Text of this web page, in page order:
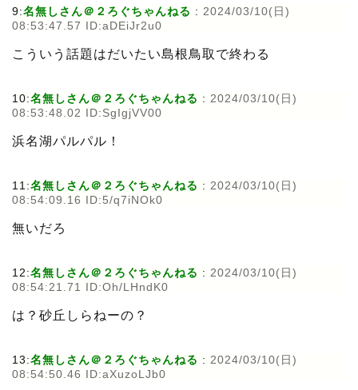
9:名無しさん＠２ろぐちゃんねる : 2024/03/10(日)
08:53:47.57 ID:aDEiJr2u0
こういう話題はだいたい島根鳥取で終わる
10:名無しさん＠２ろぐちゃんねる : 2024/03/10(日)
08:53:48.02 ID:SgIgjVV00
浜名湖パルパル！
11:名無しさん＠２ろぐちゃんねる : 2024/03/10(日)
08:54:09.16 ID:5/q7iNOk0
無いだろ
12:名無しさん＠２ろぐちゃんねる : 2024/03/10(日)
08:54:21.71 ID:Oh/LHndK0
は？砂丘しらねーの？
13:名無しさん＠２ろぐちゃんねる : 2024/03/10(日)
08:54:50.46 ID:aXuzoLJb0